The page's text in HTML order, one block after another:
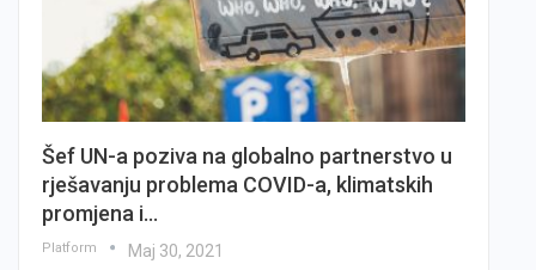
Šef UN-a poziva na globalno partnerstvo u
rješavanju problema COVID-a, klimatskih
promjena i…
Platform Мај 30, 2021